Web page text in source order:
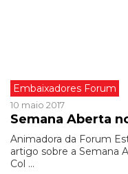
Embaixadores Forum
10 maio 2017
Semana Aberta
Animadora da Forum
artigo sobre a Semana
Col ...